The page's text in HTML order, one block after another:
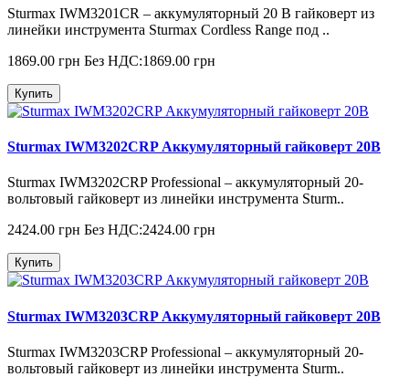
Sturmax IWM3201CR – аккумуляторный 20 В гайковерт из
линейки инструмента Sturmax Cordless Range под ..
1869.00 грн Без НДС:1869.00 грн
Купить
Sturmax IWM3202CRP Аккумуляторный гайковерт 20В
Sturmax IWM3202CRP Professional – аккумуляторный 20-
вольтовый гайковерт из линейки инструмента Sturm..
2424.00 грн Без НДС:2424.00 грн
Купить
Sturmax IWM3203CRP Аккумуляторный гайковерт 20В
Sturmax IWM3203CRP Professional – аккумуляторный 20-
вольтовый гайковерт из линейки инструмента Sturm..